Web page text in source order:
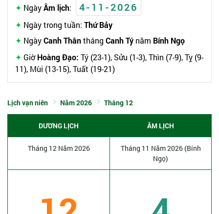
NgàyÂm lịch: 4-11-2026
Ngày trong tuần: Thứ Bảy
NgàyCanh Thântháng Canh Tý năm Bính Ngọ
GiờHoàng Đạo: Tý (23-1), Sửu (1-3), Thìn (7-9), Tỵ (9-
11), Mùi (13-15), Tuất (19-21)
Lịch vạn niên Năm 2026 Tháng 12
DƯƠNG LỊCH ÂM LỊCH
Tháng 12 Năm 2026
Tháng 11 Năm 2026 (Bính
Ngọ)